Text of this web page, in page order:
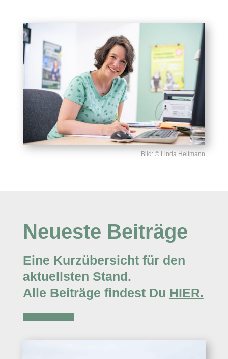
Bild: © Linda Heitmann
Neueste Beiträge
Eine Kurzübersicht für den
aktuellsten Stand.
Alle Beiträge findest Du HIER.